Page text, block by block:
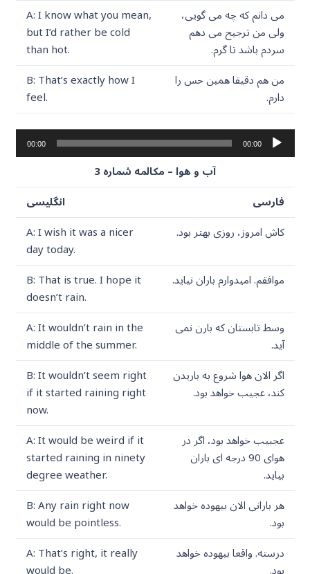
می دانم که چه می گویی،
ولی من ترجیح می دهم
سردم باشد تا گرم.
A: I know what you mean,
but I’d rather be cold
than hot.
من هم دقیقا همین حس را
دارم.
B: That’s exactly how I
feel.
پخش‌کننده
صوت 00:00
00:00
آب و هوا – مکالمه شماره 3
فارسی
انگلیسی
کاش امروز، روزی بهتر بود.
A: I wish it was a nicer
day today.
موافقم. امیدوارم باران نیاید.
B: That is true. I hope it
doesn’t rain.
وسط تابستان که بارن نمی
آید.
A: It wouldn’t rain in the
middle of the summer.
اگر الان هوا شروع به باریدن
کند، عجیب خواهد بود.
B: It wouldn’t seem right
if it started raining right
now.
عجبیب خواهد بود، اگر در
هوای 90 درجه ای باران
بیاید.
A: It would be weird if it
started raining in ninety
degree weather.
هر بارانی الان بیهوده خواهد
بود.
B: Any rain right now
would be pointless.
درسته. واقعا بیهوده خواهد
A: That’s right, it really